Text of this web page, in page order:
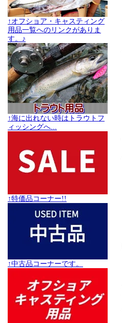
↑オフショア・キャスティング
用品一覧へのリンクがありま
す。♪
↑海に出れない時はトラウトフ
ィッシングへ...
↑特価品コーナー!!
↑中古品コーナーです。